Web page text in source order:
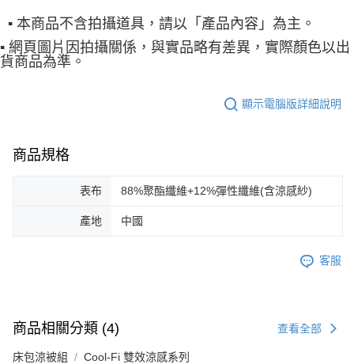
▪ 本商品不含拍攝道具，請以「產品內容」為主。
▪ 網頁圖片因拍攝關係，與實品略有差異，實際顏色以出
貨商品為準。
顯示電腦版詳細說明
商品規格
表布 88%聚酯纖維+12%彈性纖維(含涼感紗)
產地 中國
客服
商品相關分類 (4) 查看全部
床包涼被組 Cool-Fi 雙效涼感系列